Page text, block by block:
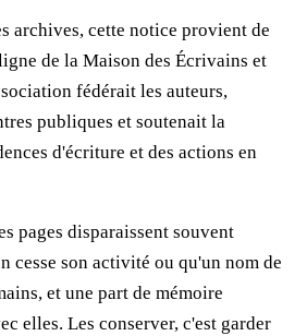
archives, cette notice provient de
de la Maison des Écrivains et
fédérait les auteurs,
publiques et soutenait la
d'écriture et des actions en
pages disparaissent souvent
cesse son activité ou qu'un nom de
et une part de mémoire
elles. Les conserver, c'est garder